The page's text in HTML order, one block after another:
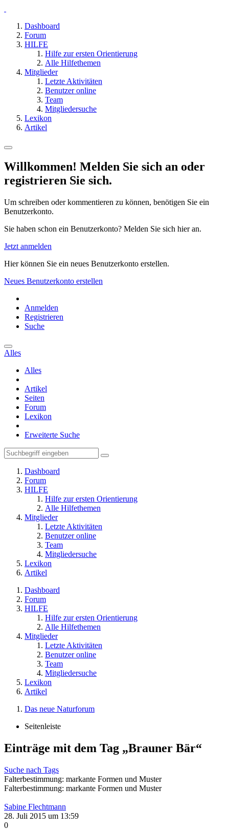
Dashboard
Forum
HILFE
Hilfe zur ersten Orientierung
Alle Hilfethemen
Mitglieder
Letzte Aktivitäten
Benutzer online
Team
Mitgliedersuche
Lexikon
Artikel
Willkommen! Melden Sie sich an oder
registrieren Sie sich.
Um schreiben oder kommentieren zu können, benötigen Sie ein
Benutzerkonto.
Sie haben schon ein Benutzerkonto? Melden Sie sich hier an.
Jetzt anmelden
Hier können Sie ein neues Benutzerkonto erstellen.
Neues Benutzerkonto erstellen
Anmelden
Registrieren
Suche
Alles
Alles
Artikel
Seiten
Forum
Lexikon
Erweiterte Suche
Dashboard
Forum
HILFE
Hilfe zur ersten Orientierung
Alle Hilfethemen
Mitglieder
Letzte Aktivitäten
Benutzer online
Team
Mitgliedersuche
Lexikon
Artikel
Dashboard
Forum
HILFE
Hilfe zur ersten Orientierung
Alle Hilfethemen
Mitglieder
Letzte Aktivitäten
Benutzer online
Team
Mitgliedersuche
Lexikon
Artikel
Das neue Naturforum
Seitenleiste
Einträge mit dem Tag „Brauner Bär“
Suche nach Tags
Falterbestimmung: markante Formen und Muster
Falterbestimmung: markante Formen und Muster
Sabine Flechtmann
28. Juli 2015 um 13:59
0